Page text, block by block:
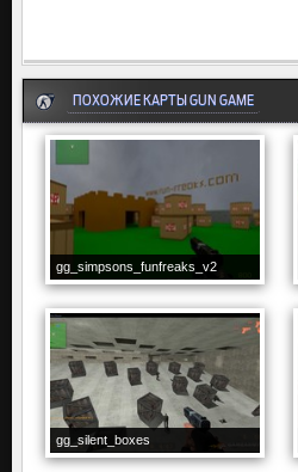
ПОХОЖИЕ КАРТЫ GUN GAME
gg_simpsons_funfreaks_v2
gg_silent_boxes